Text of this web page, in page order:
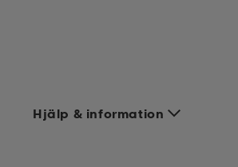
Hjälp & information